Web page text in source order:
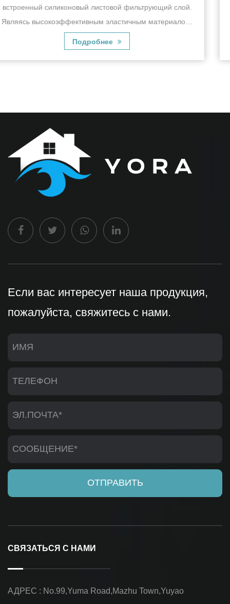
слой.
возвратным клапаном отличается
системой фильтрации, которая эффективно
Если вас интересует наша продукция,
пожалуйста, свяжитесь с нами.
СВЯЗАТЬСЯ С НАМИ
АДРЕС : No.99,Yuma Road,Mazhu Town,Yuyao